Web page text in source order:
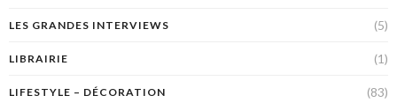
LES GRANDES INTERVIEWS (5)
LIBRAIRIE (1)
LIFESTYLE – DÉCORATION (83)